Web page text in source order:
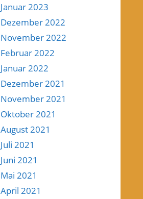
Januar 2023
Dezember 2022
November 2022
Februar 2022
Januar 2022
Dezember 2021
November 2021
Oktober 2021
August 2021
Juli 2021
Juni 2021
Mai 2021
April 2021